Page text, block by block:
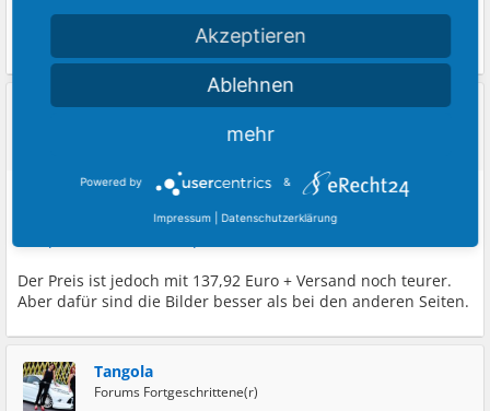
Bleibt aber mein Wunschtraum, ist mir schon klar -,-
Christopher
Forums Fortgeschrittene(r)
13. September 2012
European-Parts hat sie nun auch im Angebot.
Der Preis ist jedoch mit 137,92 Euro + Versand noch teurer.
Aber dafür sind die Bilder besser als bei den anderen Seiten.
Tangola
Forums Fortgeschrittene(r)
Akzeptieren
Ablehnen
mehr
Powered by &
Impressum Datenschutzerklärung